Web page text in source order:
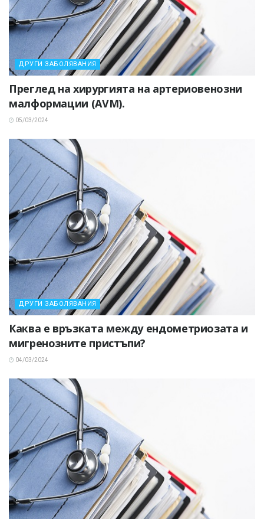
ДРУГИ ЗАБОЛЯВАНИЯ
Преглед на хирургията на артериовенозни
малформации (AVM).
05/03/2024
ДРУГИ ЗАБОЛЯВАНИЯ
Каква е връзката между ендометриозата и
мигренозните пристъпи?
04/03/2024